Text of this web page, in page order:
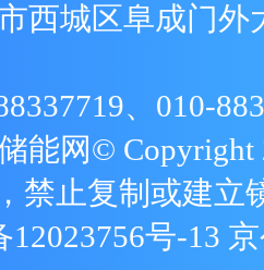
西城区阜成门外
、010-
能网© Copyright
禁止复制或建立
12023756号-13